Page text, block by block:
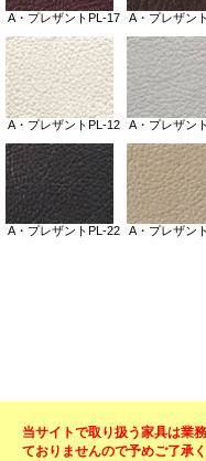
当サイトで取り扱う家具は業
ておりませんので予めご了承く